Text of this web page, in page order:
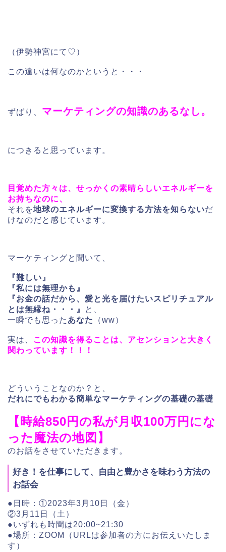
（伊勢神宮にて♡）
この違いは何なのかというと・・・
ずばり、 マーケティングの知識のあるなし。
につきると思っています。
目覚めた方々は、せっかくの素晴らしいエネルギーを
お持ちなのに、
それを地球のエネルギーに変換する方法を知らないだ
けなのだと感じています。
マーケティングと聞いて、
『難しい』
『私には無理かも』
『お金の話だから、愛と光を届けたいスピリチュアル
とは無縁ね・・・』
と、
一瞬でも思った あなた （ww）
実は、
この知識を得ることは、アセンションと大きく
関わっています！！！
どういうことなのか？と、
だれにでもわかる簡単なマーケティングの基礎の基礎
【時給850円の私が月収100万円にな
った魔法の地図】
のお話をさせていただきます。
好き！を仕事にして、自由と豊かさを味わう方法の
お話会
●日時：①2023年3月10日（金）
②3月11日（土）
●いずれも時間は20:00~21:30
●場所：ZOOM（URLは参加者の方にお伝えいたしま
す）